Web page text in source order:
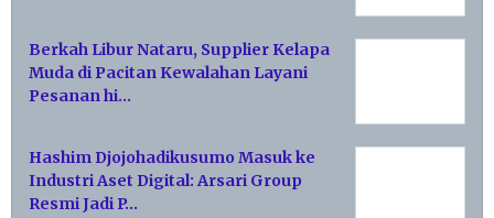
Berkah Libur Nataru, Supplier Kelapa
Muda di Pacitan Kewalahan Layani
Pesanan hi…
Hashim Djojohadikusumo Masuk ke
Industri Aset Digital: Arsari Group
Resmi Jadi P…